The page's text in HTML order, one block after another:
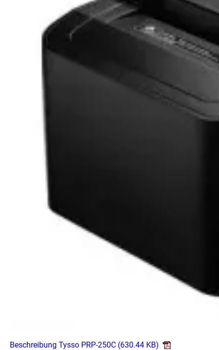
Beschreibung Tysso PRP-250C (630.44 KB)